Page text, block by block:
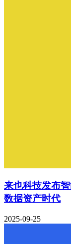
来也科技发布
数据资产时代
2025-09-25